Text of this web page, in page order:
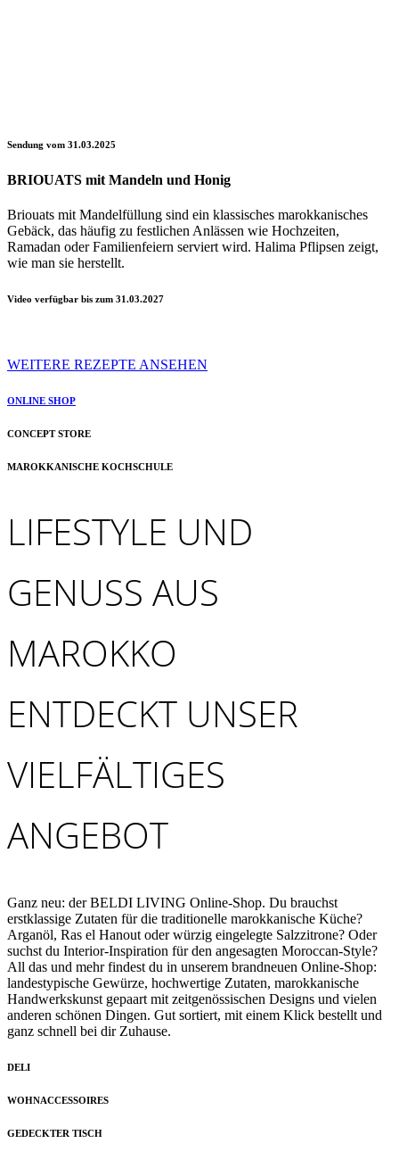
Sendung vom 31.03.2025
BRIOUATS mit Mandeln und Honig
Briouats mit Mandelfüllung sind ein klassisches marokkanisches
Gebäck, das häufig zu festlichen Anlässen wie Hochzeiten,
Ramadan oder Familienfeiern serviert wird. Halima Pflipsen zeigt,
wie man sie herstellt.
Video verfügbar bis zum 31.03.2027
WEITERE REZEPTE ANSEHEN
ONLINE SHOP
CONCEPT STORE
MAROKKANISCHE KOCHSCHULE
LIFESTYLE UND
GENUSS AUS
MAROKKO
ENTDECKT UNSER
VIELFÄLTIGES
ANGEBOT
Ganz neu: der BELDI LIVING Online-Shop. Du brauchst
erstklassige Zutaten für die traditionelle marokkanische Küche?
Arganöl, Ras el Hanout oder würzig eingelegte Salzzitrone? Oder
suchst du Interior-Inspiration für den angesagten Moroccan-Style?
All das und mehr findest du in unserem brandneuen Online-Shop:
landestypische Gewürze, hochwertige Zutaten, marokkanische
Handwerkskunst gepaart mit zeitgenössischen Designs und vielen
anderen schönen Dingen. Gut sortiert, mit einem Klick bestellt und
ganz schnell bei dir Zuhause.
DELI
WOHNACCESSOIRES
GEDECKTER TISCH